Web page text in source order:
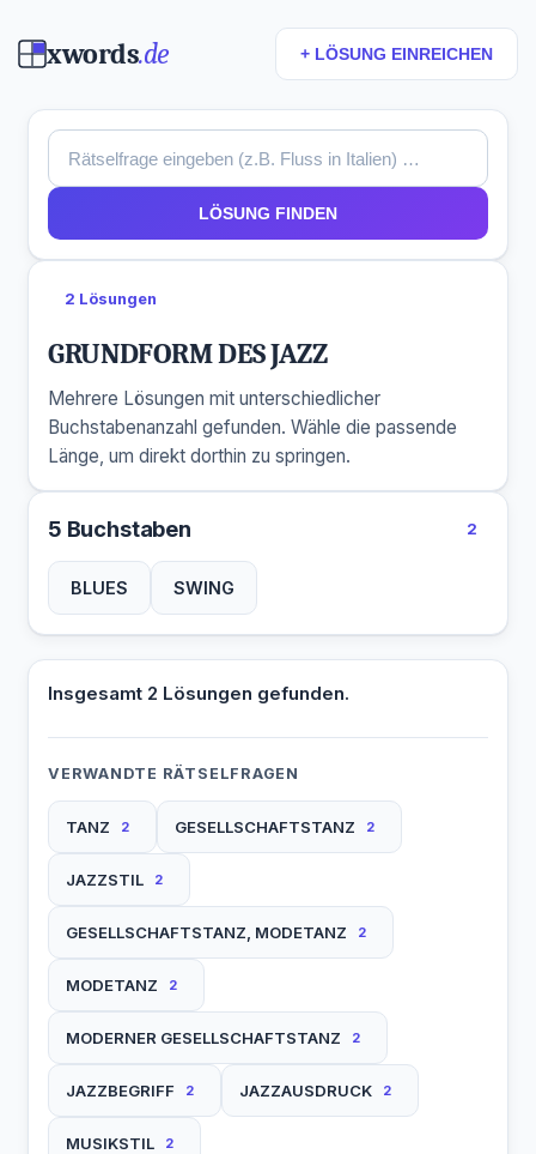
xwords.de + LÖSUNG EINREICHEN
LÖSUNG FINDEN
2 Lösungen
GRUNDFORM DES JAZZ
Mehrere Lösungen mit unterschiedlicher
Buchstabenanzahl gefunden. Wähle die passende
Länge, um direkt dorthin zu springen.
5 Buchstaben 2
BLUES SWING
Insgesamt 2 Lösungen gefunden.
VERWANDTE RÄTSELFRAGEN
TANZ 2 GESELLSCHAFTSTANZ 2
JAZZSTIL 2
GESELLSCHAFTSTANZ, MODETANZ 2
MODETANZ 2
MODERNER GESELLSCHAFTSTANZ 2
JAZZBEGRIFF 2 JAZZAUSDRUCK 2
MUSIKSTIL 2